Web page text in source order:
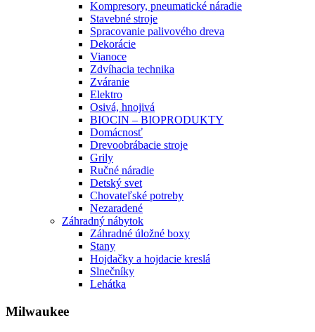
Kompresory, pneumatické náradie
Stavebné stroje
Spracovanie palivového dreva
Dekorácie
Vianoce
Zdvíhacia technika
Zváranie
Elektro
Osivá, hnojivá
BIOCIN – BIOPRODUKTY
Domácnosť
Drevoobrábacie stroje
Grily
Ručné náradie
Detský svet
Chovateľské potreby
Nezaradené
Záhradný nábytok
Záhradné úložné boxy
Stany
Hojdačky a hojdacie kreslá
Slnečníky
Lehátka
Milwaukee